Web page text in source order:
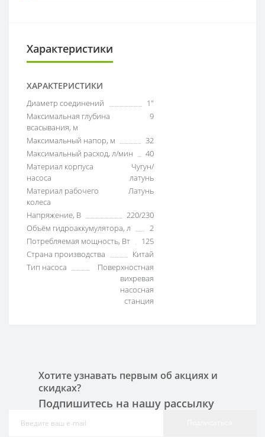
Характеристики
ХАРАКТЕРИСТИКИ
Диаметр соединений
1"
Максимальная глубина
всасывания, м
9
Максимальный напор, м
32
Максимальный расход, л/мин
40
Материал корпуса
насоса
Чугун/
латунь
Материал рабочего
колеса
Латунь
Напряжение, В
220/230
Объём гидроаккумулятора, л
2
Потребляемая мощность, Вт
125
Страна производства
Китай
Тип насоса
Поверхностная
вихревая
насосная
станция
Хотите узнавать первым об акциях и
скидках?
Подпишитесь на нашу рассылку